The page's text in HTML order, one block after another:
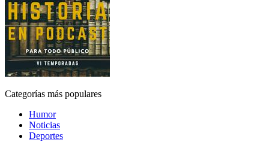
Categorías más populares
Humor
Noticias
Deportes